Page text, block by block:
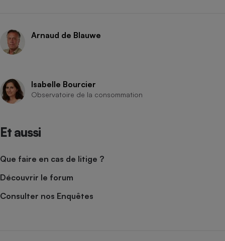
Arnaud de Blauwe
Isabelle Bourcier
Observatoire de la consommation
Et aussi
Que faire en cas de litige ?
Découvrir le forum
Consulter nos Enquêtes